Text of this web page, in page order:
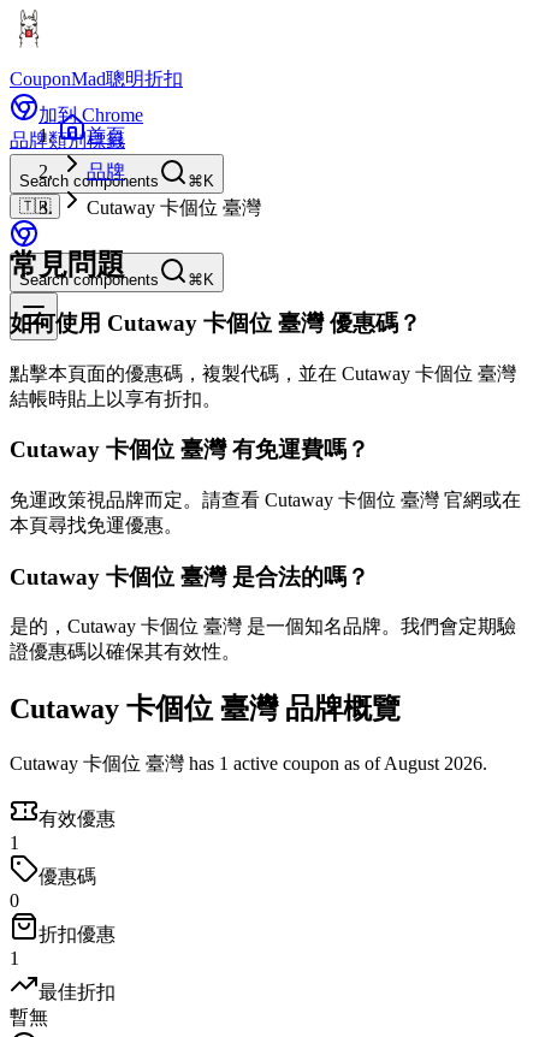
CouponMad聰明折扣
加到 Chrome
品牌類別標籤
Search components
⌘K
🇹🇼
Search components ⌘K
首頁
品牌
Cutaway 卡個位 臺灣
常見問題
如何使用 Cutaway 卡個位 臺灣 優惠碼？
點擊本頁面的優惠碼，複製代碼，並在 Cutaway 卡個位 臺灣
結帳時貼上以享有折扣。
Cutaway 卡個位 臺灣 有免運費嗎？
免運政策視品牌而定。請查看 Cutaway 卡個位 臺灣 官網或在
本頁尋找免運優惠。
Cutaway 卡個位 臺灣 是合法的嗎？
是的，Cutaway 卡個位 臺灣 是一個知名品牌。我們會定期驗
證優惠碼以確保其有效性。
Cutaway 卡個位 臺灣 品牌概覽
Cutaway 卡個位 臺灣 has 1 active coupon as of August 2026.
有效優惠
1
優惠碼
0
折扣優惠
1
最佳折扣
暫無